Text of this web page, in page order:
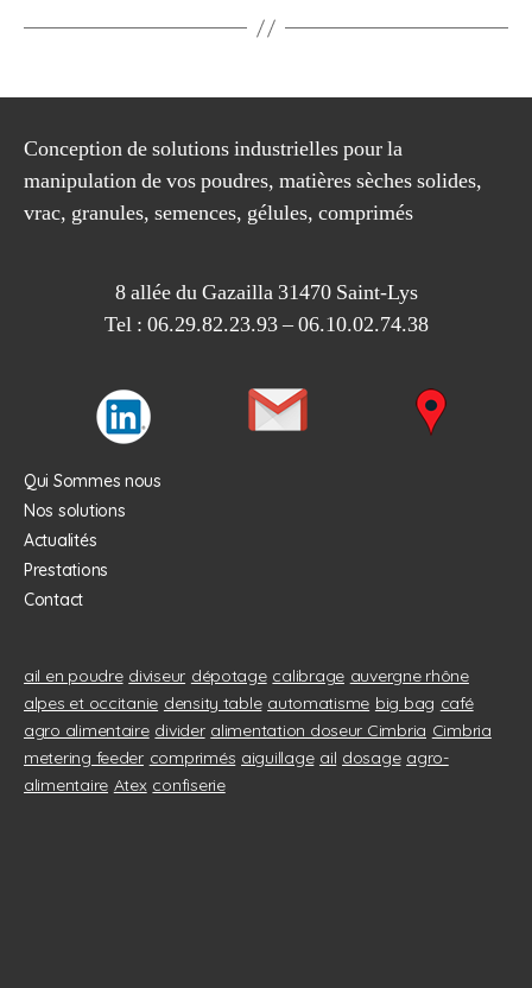
Conception de solutions industrielles pour la
manipulation de vos poudres, matières sèches solides,
vrac, granules, semences, gélules, comprimés
8 allée du Gazailla 31470 Saint-Lys
Tel : 06.29.82.23.93 – 06.10.02.74.38
Qui Sommes nous
Nos solutions
Actualités
Prestations
Contact
ail en poudre diviseur dépotage calibrage auvergne rhône
alpes et occitanie density table automatisme big bag café
agro alimentaire divider alimentation doseur Cimbria Cimbria
metering feeder comprimés aiguillage ail dosage agro-
alimentaire Atex confiserie